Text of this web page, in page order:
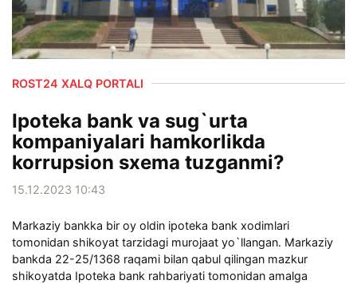
ROST24 XALQ PORTALI
Ipoteka bank va sug`urta
kompaniyalari hamkorlikda
korrupsion sxema tuzganmi?
15.12.2023 10:43
Markaziy bankka bir oy oldin ipoteka bank xodimlari
tomonidan shikoyat tarzidagi murojaat yo`llangan. Markaziy
bankda 22-25/1368 raqami bilan qabul qilingan mazkur
shikoyatda Ipoteka bank rahbariyati tomonidan amalga